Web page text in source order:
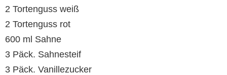
2 Tortenguss weiß
2 Tortenguss rot
600 ml Sahne
3 Päck. Sahnesteif
3 Päck. Vanillezucker